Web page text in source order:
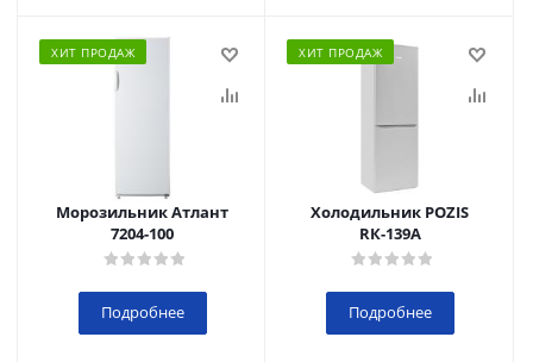
ХИТ ПРОДАЖ
Морозильник Атлант
7204-100
Подробнее
ХИТ ПРОДАЖ
Холодильник POZIS
RК-139А
Подробнее